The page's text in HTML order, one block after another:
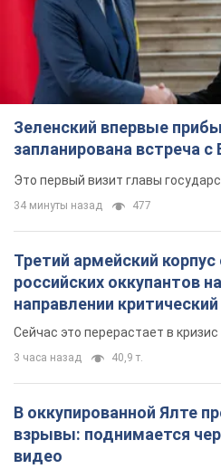
Зеленский впервые
запланирована встреча с
Это первый визит главы
34 минуты назад 477
Третий армейский
российских оккупантов
направлении
удалось
Сейчас это перерастает в
3 часа назад 40,9 т.
В оккупированной Ялте
взрывы: поднимается
видео